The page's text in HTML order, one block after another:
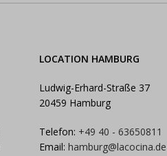
LOCATION HAMBURG
Ludwig-Erhard-Straße 37
20459 Hamburg
Telefon: +49 40 - 63650811
Email: hamburg@lacocina.de